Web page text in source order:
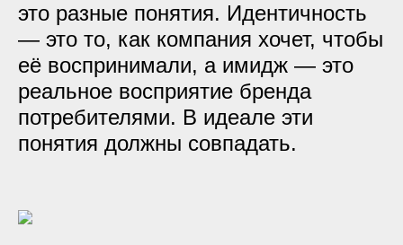
это разные понятия. Идентичность
— это то, как компания хочет, чтобы
её воспринимали, а имидж — это
реальное восприятие бренда
потребителями. В идеале эти
понятия должны совпадать.